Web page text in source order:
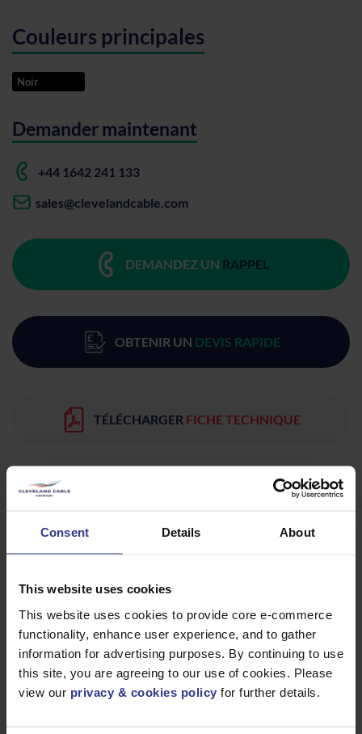
Consent Details About
This website uses cookies
This website uses cookies to provide core e-commerce
functionality, enhance user experience, and to gather
information for advertising purposes. By continuing to use
this site, you are agreeing to our use of cookies. Please
view our privacy & cookies policy for further details.
Couleurs principales
Noir
Demander maintenant
+44 1642 241 133
sales@clevelandcable.com
DEMANDEZ UN RAPPEL
OBTENIR UN DEVIS RAPIDE
TÉLÉCHARGER FICHE TECHNIQUE
Produits
Veuillez sélectionner un produit ci-dessous et cliquer sur le
bouton « Ajouter au devis » pour obtenir un devis.